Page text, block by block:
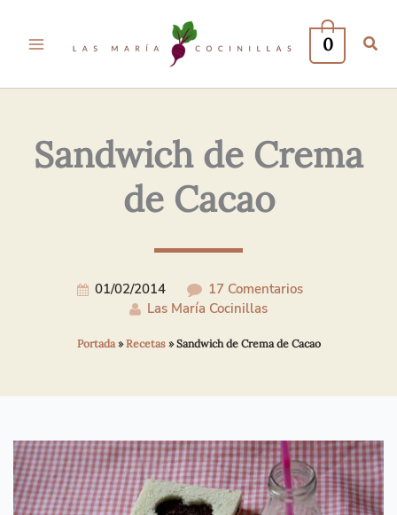
0
Sandwich de Crema
de Cacao
01/02/2014
17 Comentarios
Las María Cocinillas
Portada»Recetas»Sandwich de Crema de Cacao
Electrónico*